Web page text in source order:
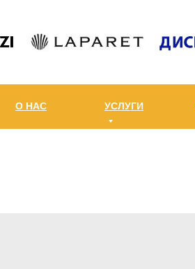
О НАС УСЛУГИ